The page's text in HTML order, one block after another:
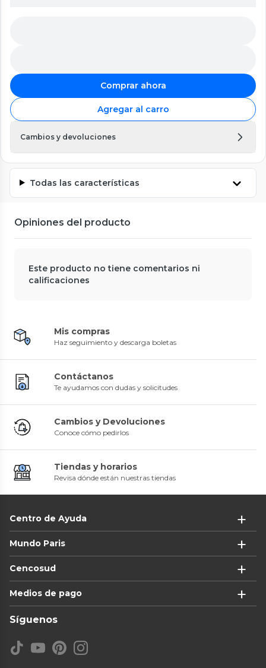
Comprar ahora
Agregar al carro
Cambios y devoluciones
Todas las características
Opiniones del producto
Este producto no tiene comentarios ni
calificaciones
Mis compras
Haz seguimiento y descarga boletas
Contáctanos
Te ayudamos con dudas y solicitudes
Cambios y Devoluciones
Conoce cómo pedirlos
Tiendas y horarios
Revisa dónde están nuestras tiendas
Centro de Ayuda
Mundo Paris
Cencosud
Medios de pago
Síguenos